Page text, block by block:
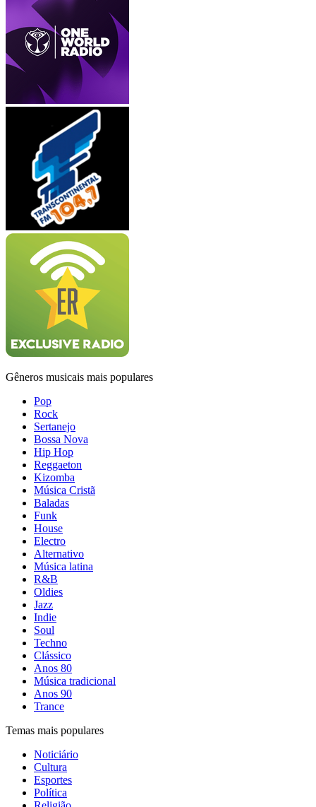
Gêneros musicais mais populares
Pop
Rock
Sertanejo
Bossa Nova
Hip Hop
Reggaeton
Kizomba
Música Cristã
Baladas
Funk
House
Electro
Alternativo
Música latina
R&B
Oldies
Jazz
Indie
Soul
Techno
Clássico
Anos 80
Música tradicional
Anos 90
Trance
Temas mais populares
Noticiário
Cultura
Esportes
Política